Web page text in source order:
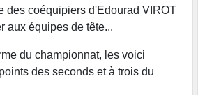
des coéquipiers d'Edourad VIROT
aux équipes de tête...
du championnat, les voici
des seconds et à trois du